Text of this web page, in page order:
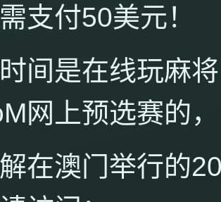
支付50美元！
间是在线玩麻
网上预选赛的
在澳门举行的